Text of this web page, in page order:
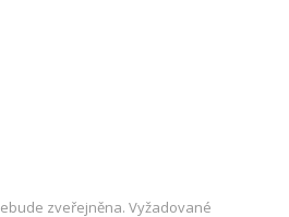
zveřejněna. Vyžadované